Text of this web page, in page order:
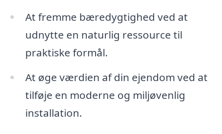
At fremme bæredygtighed ved at
udnytte en naturlig ressource til
praktiske formål.
At øge værdien af din ejendom ved at
tilføje en moderne og miljøvenlig
installation.